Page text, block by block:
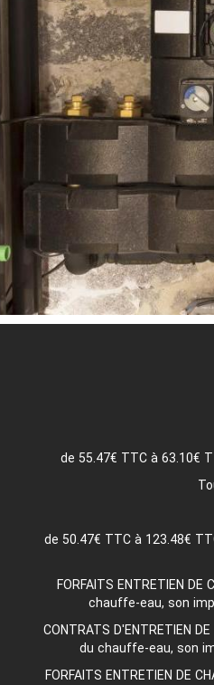
de 55.47€ TTC à 63.10€
de 50.47€ TTC à 123.48€
FORFAITS ENTRETIEN
chauffe-eau, son
CONTRATS D'ENTRETIEN
du chauffe-eau, son
FORFAITS ENTRETIEN DE